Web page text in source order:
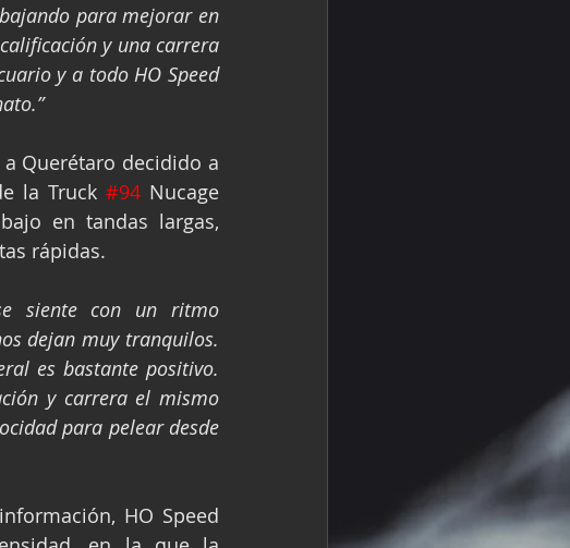
para mejorar en
y una carrera
y a todo HO Speed
Querétaro decidido a
la Truck #94 Nucage
en tandas largas,
rápidas.
siente con un ritmo
dejan muy tranquilos.
es bastante positivo.
y carrera el mismo
para pelear desde
HO Speed